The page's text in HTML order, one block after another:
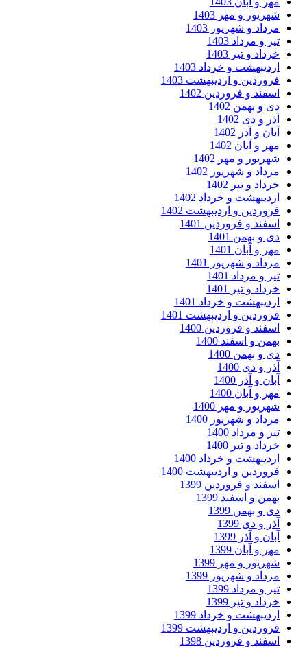
و مهر 1403
و شهریور 1403
و مرداد 1403
و تیر 1403
و خرداد 1403
و اردیبهشت 1403
و فروردین 1402
و بهمن 1402
و دی 1402
و آذر 1402
و آبان 1402
و مهر 1402
و شهریور 1402
و تیر 1402
و خرداد 1402
و اردیبهشت 1402
و فروردین 1401
و بهمن 1401
و آبان 1401
و شهریور 1401
و مرداد 1401
و تیر 1401
و خرداد 1401
و اردیبهشت 1401
و فروردین 1400
و اسفند 1400
و بهمن 1400
و دی 1400
و آذر 1400
و آبان 1400
و مهر 1400
و شهریور 1400
و مرداد 1400
و تیر 1400
و خرداد 1400
و اردیبهشت 1400
و فروردین 1399
و اسفند 1399
و بهمن 1399
و دی 1399
و آذر 1399
و آبان 1399
و مهر 1399
و شهریور 1399
و مرداد 1399
و تیر 1399
و خرداد 1399
و اردیبهشت 1399
و فروردین 1398